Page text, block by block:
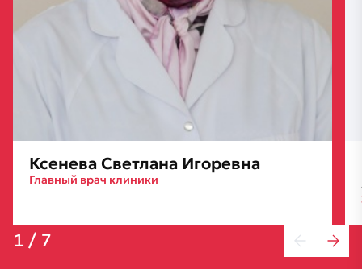
Ксенева Светлана Игоревна
Главный врач клиники
1 / 7